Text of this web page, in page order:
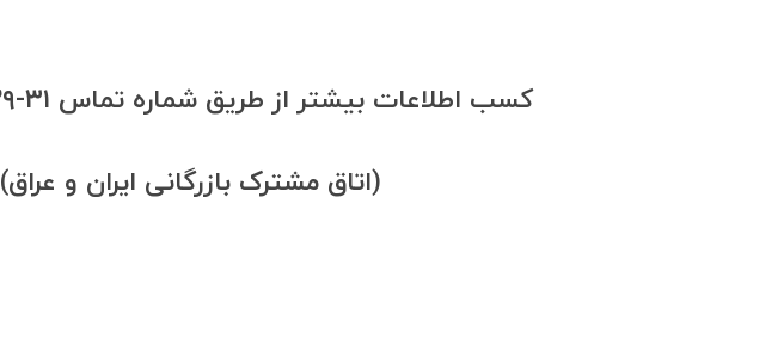
کسب اطلاعات بیشتر از طریق شماره تماس ۳۱-۸۸۳۸۱۳۲۹-۰۲۱
(اتاق مشترک بازرگانی ایران و عراق)